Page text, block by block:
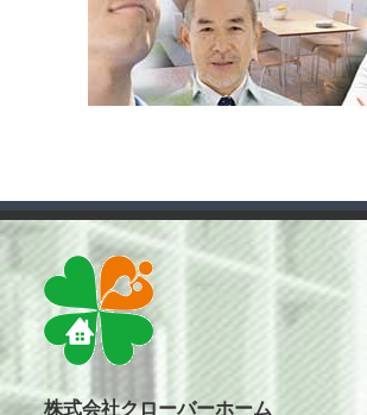
株式会社クローバーホーム